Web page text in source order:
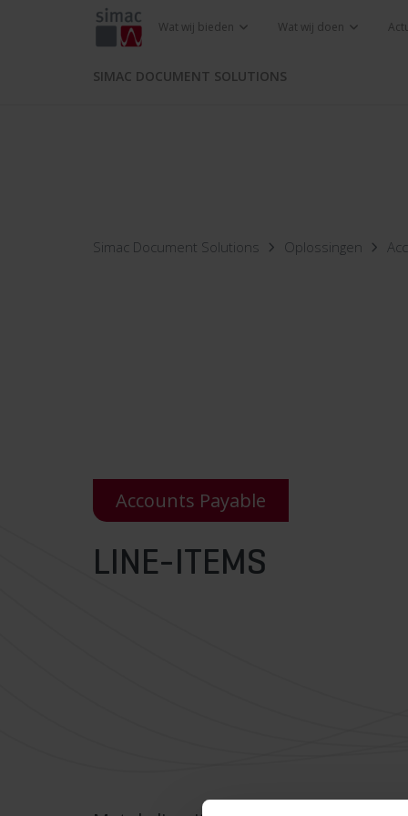
Wat wij bieden Wat wij doen
SIMAC DOCUMENT SOLUTIONS
Simac Document Solutions Oplossingen
Accounts Payable
LINE-ITEMS